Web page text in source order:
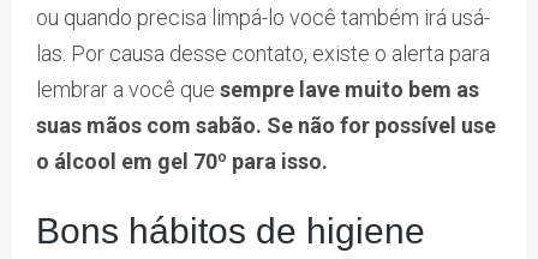
ou quando precisa limpá-lo você também irá usá-
las. Por causa desse contato, existe o alerta para
lembrar a você que sempre lave muito bem as
suas mãos com sabão. Se não for possível use
o álcool em gel 70º para isso.
Bons hábitos de higiene